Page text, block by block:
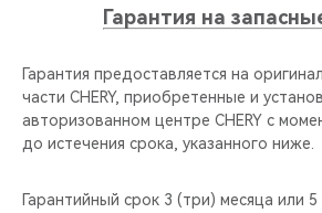
Гарантия на
Гарантия предоставляется на
части CHERY, приобретенные и
авторизованном центре CHERY с
до истечения срока, указанного ниже.
Гарантийный срок 3 (три) месяца или